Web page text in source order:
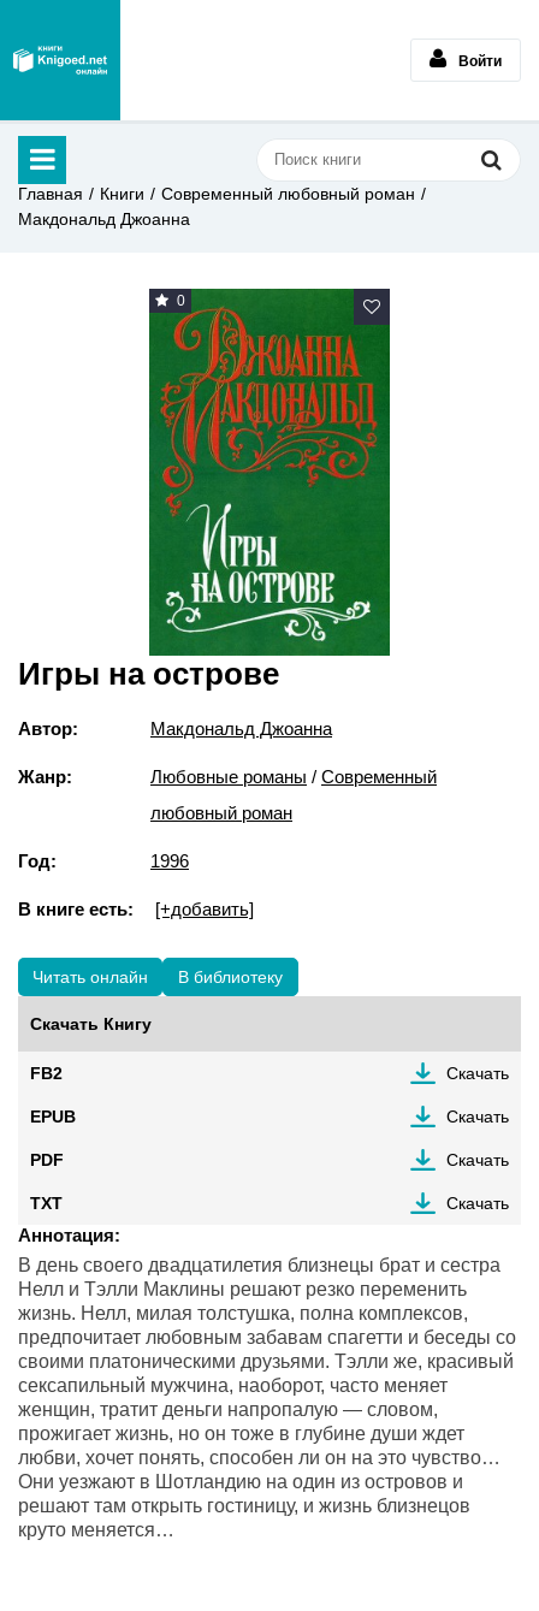
Войти
Главная Книги
Современный любовный роман
Макдональд Джоанна
0
Игры на острове
Автор: Макдональд Джоанна
Жанр: Любовные романы / Современный
любовный роман
Год: 1996
В книге есть: [+добавить]
Читать онлайн В библиотеку
Скачать Книгу
FB2 Скачать
EPUB Скачать
PDF Скачать
TXT Скачать
Аннотация:
В день своего двадцатилетия близнецы брат и сестра
Нелл и Тэлли Маклины решают резко переменить
жизнь. Нелл, милая толстушка, полна комплексов,
предпочитает любовным забавам спагетти и беседы со
своими платоническими друзьями. Тэлли же, красивый
сексапильный мужчина, наоборот, часто меняет
женщин, тратит деньги напропалую — словом,
прожигает жизнь, но он тоже в глубине души ждет
любви, хочет понять, способен ли он на это чувство…
Они уезжают в Шотландию на один из островов и
решают там открыть гостиницу, и жизнь близнецов
круто меняется…